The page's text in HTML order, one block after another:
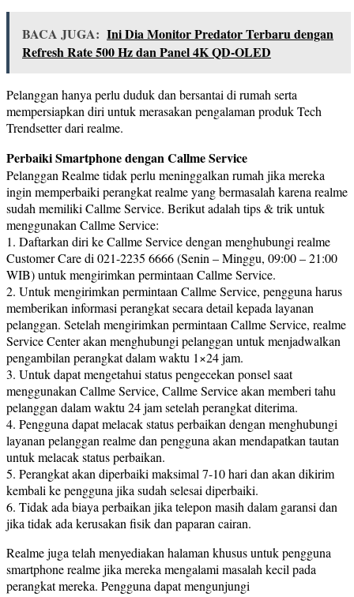
BACA JUGA: Ini Dia Monitor Predator Terbaru dengan
Refresh Rate 500 Hz dan Panel 4K QD-OLED
Pelanggan hanya perlu duduk dan bersantai di rumah serta
mempersiapkan diri untuk merasakan pengalaman produk Tech
Trendsetter dari realme.
Perbaiki Smartphone dengan Callme Service
Pelanggan Realme tidak perlu meninggalkan rumah jika mereka
ingin memperbaiki perangkat realme yang bermasalah karena realme
sudah memiliki Callme Service. Berikut adalah tips & trik untuk
menggunakan Callme Service:
1. Daftarkan diri ke Callme Service dengan menghubungi realme
Customer Care di 021-2235 6666 (Senin – Minggu, 09:00 – 21:00
WIB) untuk mengirimkan permintaan Callme Service.
2. Untuk mengirimkan permintaan Callme Service, pengguna harus
memberikan informasi perangkat secara detail kepada layanan
pelanggan. Setelah mengirimkan permintaan Callme Service, realme
Service Center akan menghubungi pelanggan untuk menjadwalkan
pengambilan perangkat dalam waktu 1×24 jam.
3. Untuk dapat mengetahui status pengecekan ponsel saat
menggunakan Callme Service, Callme Service akan memberi tahu
pelanggan dalam waktu 24 jam setelah perangkat diterima.
4. Pengguna dapat melacak status perbaikan dengan menghubungi
layanan pelanggan realme dan pengguna akan mendapatkan tautan
untuk melacak status perbaikan.
5. Perangkat akan diperbaiki maksimal 7-10 hari dan akan dikirim
kembali ke pengguna jika sudah selesai diperbaiki.
6. Tidak ada biaya perbaikan jika telepon masih dalam garansi dan
jika tidak ada kerusakan fisik dan paparan cairan.
Realme juga telah menyediakan halaman khusus untuk pengguna
smartphone realme jika mereka mengalami masalah kecil pada
perangkat mereka. Pengguna dapat mengunjungi